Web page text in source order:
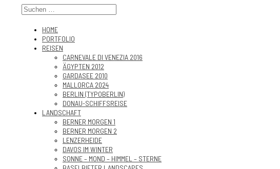
HOME
PORTFOLIO
REISEN
CARNEVALE DI VENEZIA 2016
ÄGYPTEN 2012
GARDASEE 2010
MALLORCA 2024
BERLIN (TYPOBERLIN)
DONAU-SCHIFFSREISE
LANDSCHAFT
BERNER MORGEN 1
BERNER MORGEN 2
LENZERHEIDE
DAVOS IM WINTER
SONNE – MOND – HIMMEL – STERNE